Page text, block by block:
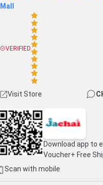
Mall
VERIFIED
Visit Store
Download app to
Voucher+ Free
Scan with mobile